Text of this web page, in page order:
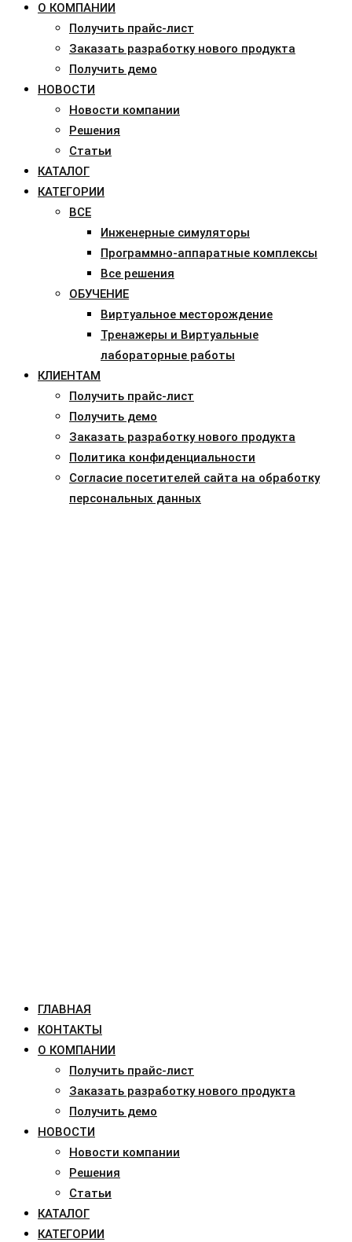
О КОМПАНИИ
Получить прайс-лист
Заказать разработку нового продукта
Получить демо
НОВОСТИ
Новости компании
Решения
Статьи
КАТАЛОГ
КАТЕГОРИИ
ВСЕ
Инженерные симуляторы
Программно-аппаратные комплексы
Все решения
ОБУЧЕНИЕ
Виртуальное месторождение
Тренажеры и Виртуальные
лабораторные работы
КЛИЕНТАМ
Получить прайс-лист
Получить демо
Заказать разработку нового продукта
Политика конфиденциальности
Согласие посетителей сайта на обработку
персональных данных
ГЛАВНАЯ
КОНТАКТЫ
О КОМПАНИИ
Получить прайс-лист
Заказать разработку нового продукта
Получить демо
НОВОСТИ
Новости компании
Решения
Статьи
КАТАЛОГ
КАТЕГОРИИ